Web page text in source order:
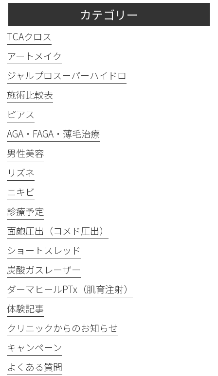
カテゴリー
TCAクロス
アートメイク
ジャルプロスーパーハイドロ
施術比較表
ピアス
AGA・FAGA・薄毛治療
男性美容
リズネ
ニキビ
診療予定
面皰圧出（コメド圧出）
ショートスレッド
炭酸ガスレーザー
ダーマヒールPTx（肌育注射）
体験記事
クリニックからのお知らせ
キャンペーン
よくある質問